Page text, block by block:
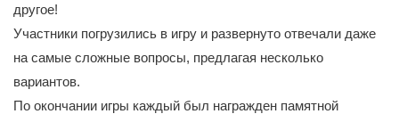
другое!
Участники погрузились в игру и развернуто отвечали даже
на самые сложные вопросы, предлагая несколько
вариантов.
По окончании игры каждый был награжден памятной